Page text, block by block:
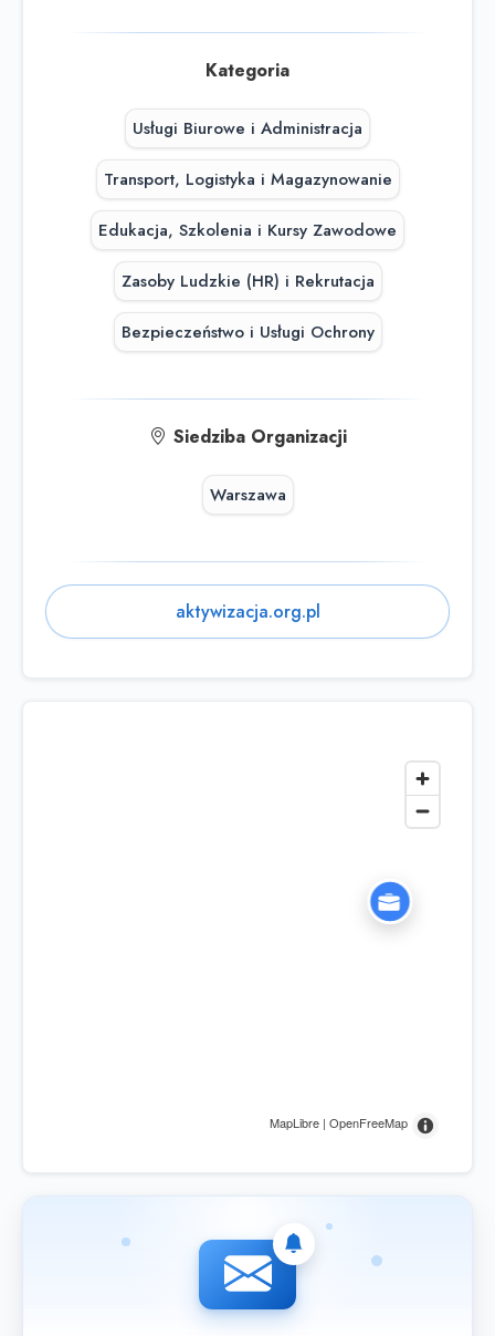
Kategoria
Usługi Biurowe i Administracja
Transport, Logistyka i Magazynowanie
Edukacja, Szkolenia i Kursy Zawodowe
Zasoby Ludzkie (HR) i Rekrutacja
Bezpieczeństwo i Usługi Ochrony
Siedziba Organizacji
Warszawa
aktywizacja.org.pl
MapLibre | OpenFreeMap